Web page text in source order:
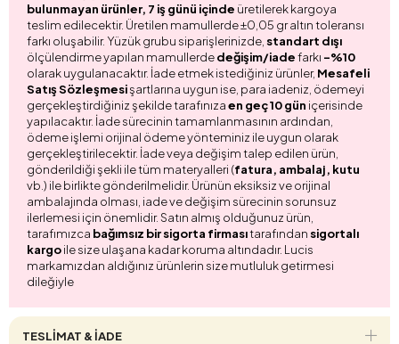
bulunmayan ürünler, 7 iş günü içinde üretilerek kargoya
teslim edilecektir. Üretilen mamullerde ±0,05 gr altın toleransı
farkı oluşabilir. Yüzük grubu siparişlerinizde, standart dışı
ölçülendirme yapılan mamullerdedeğişim/iadefarkı -%10
olarak uygulanacaktır. İade etmek istediğiniz ürünler, Mesafeli
Satış Sözleşmesişartlarına uygun ise, para iadeniz, ödemeyi
gerçekleştirdiğiniz şekilde tarafınızaen geç 10 gün içerisinde
yapılacaktır. İade sürecinin tamamlanmasının ardından,
ödeme işlemi orijinal ödeme yönteminiz ile uygun olarak
gerçekleştirilecektir. İade veya değişim talep edilen ürün,
gönderildiği şekli ile tüm materyalleri (fatura, ambalaj, kutu
vb.) ile birlikte gönderilmelidir. Ürünün eksiksiz ve orijinal
ambalajında olması, iade ve değişim sürecinin sorunsuz
ilerlemesi için önemlidir. Satın almış olduğunuz ürün,
tarafımızca bağımsız bir sigorta firmasıtarafından sigortalı
kargoile size ulaşana kadar koruma altındadır. Lucis
markamızdan aldığınız ürünlerin size mutluluk getirmesi
dileğiyle
TESLİMAT & İADE